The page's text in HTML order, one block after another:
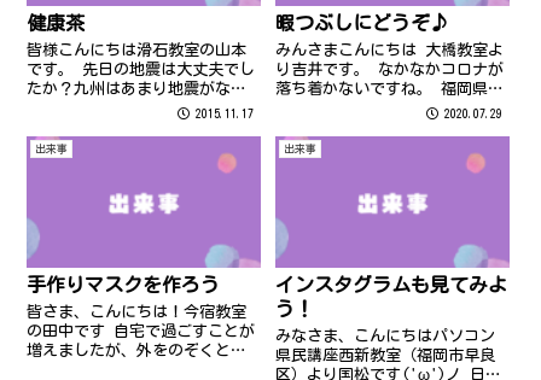
健康茶
皆様こんにちは滑石教室の山本
です。 先日の地震は大丈夫でし
たか？九州はあまり地震がない
のでびっくりしました さて、タ
いてですが、皆様は健康に気を
2015.11.17
暇つぶしにどうぞ♪
みんさまこんにちは 大橋教室よ
り吉井です。 なかなかコロナが
落ち着かないですね。 福岡県も
感染者数が増える一方で心配で
らを心掛けてます 手洗い、うが
い、消毒を徹底すること！ たく
2020.07.29
出来事
手作りマスクを作ろう
皆さま、こんにちは！今宿教室
の田中です 自宅で過ごすことが
増えましたが、外をのぞくと桜
出来事
インスタグラムも見てみよ
う！
みなさま、こんにちはパソコン
県民講座西新教室（福岡市早良
区）より国松です('ω')ノ 日中